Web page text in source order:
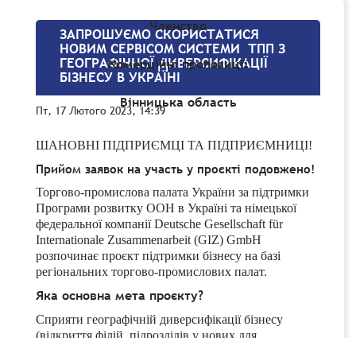
Членство
Комерційні пропозиції
Вінницька область
ЗАПРОШУЄМО СКОРИСТАТИСЯ
НОВИМ СЕРВІСОМ СИСТЕМИ ТПП З
ГЕОГРАФІЧНОЇ ДИВЕРСИФІКАЦІЇ
БІЗНЕСУ В УКРАЇНІ
Пт, 17 Лютого 2023, 14:39
ШАНОВНІ ПІДПРИЄМЦІ ТА ПІДПРИЄМНИЦІ!
Прийом заявок на участь у проєкті подовжено!
Торгово-промислова палата України за підтримки
Програми розвитку ООН в Україні та німецької
федеральної компанії Deutsche Gesellschaft für
Internationale Zusammenarbeit (GIZ) GmbH
розпочинає проєкт підтримки бізнесу на базі
регіональних торгово-промислових палат.
Яка основна мета проєкту?
Сприяти географічній диверсифікації бізнесу
(відкриття філій, підрозділів у нових для